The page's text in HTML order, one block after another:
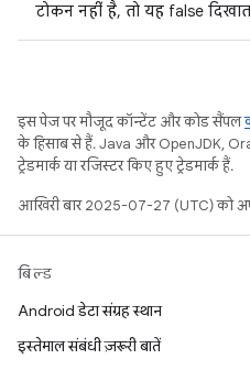
टोकन नहीं है, तो यह false
इस पेज पर मौजूद कॉन्टेंट और कोड सैंपल
के हिसाब से हैं. Java और OpenJDK,
ट्रेडमार्क या रजिस्टर किए हुए ट्रेडमार्क हैं.
आखिरी बार 2025-07-27 (UTC) को
बिल्ड
Android डेटा संग्रह स्थान
इस्तेमाल संबंधी ज़रूरी बातें